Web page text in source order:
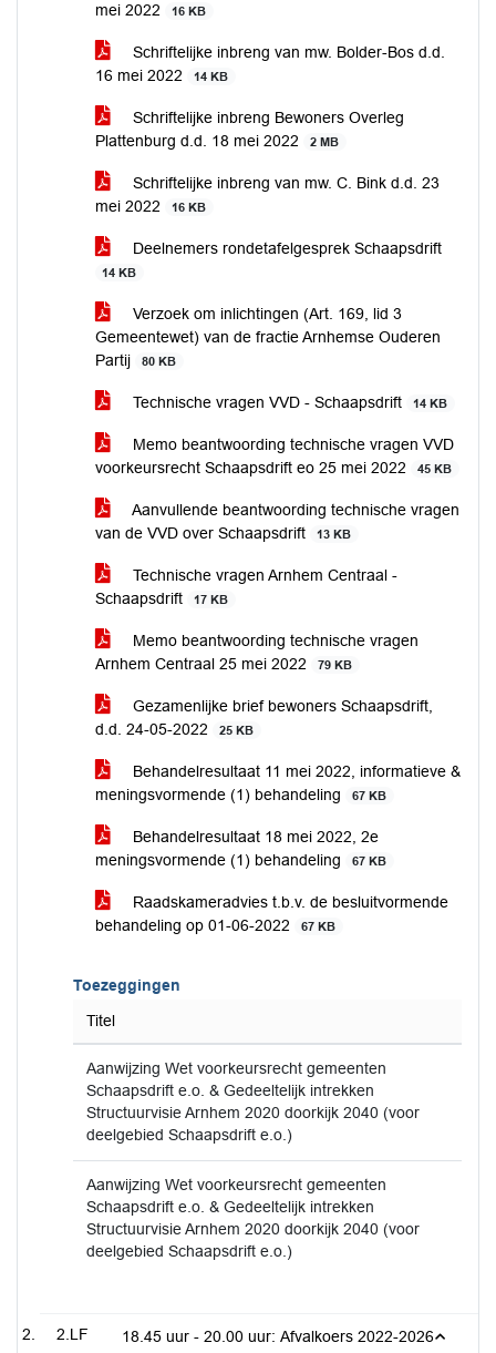
mei 2022
16 KB
Schriftelijke inbreng van mw. Bolder-Bos d.d.
16 mei 2022
14 KB
Schriftelijke inbreng Bewoners Overleg
Plattenburg d.d. 18 mei 2022
2 MB
Schriftelijke inbreng van mw. C. Bink d.d. 23
mei 2022
16 KB
Deelnemers rondetafelgesprek Schaapsdrift
14 KB
Verzoek om inlichtingen (Art. 169, lid 3
Gemeentewet) van de fractie Arnhemse Ouderen
Partij
80 KB
Technische vragen VVD - Schaapsdrift 14 KB
Memo beantwoording technische vragen VVD
voorkeursrecht Schaapsdrift eo 25 mei 2022
45 KB
Aanvullende beantwoording technische vragen
van de VVD over Schaapsdrift
13 KB
Technische vragen Arnhem Centraal -
Schaapsdrift
17 KB
Memo beantwoording technische vragen
Arnhem Centraal 25 mei 2022
79 KB
Gezamenlijke brief bewoners Schaapsdrift,
d.d. 24-05-2022
25 KB
Behandelresultaat 11 mei 2022, informatieve &
meningsvormende (1) behandeling
67 KB
Behandelresultaat 18 mei 2022, 2e
meningsvormende (1) behandeling
67 KB
Raadskameradvies t.b.v. de besluitvormende
behandeling op 01-06-2022
67 KB
Toezeggingen
Titel
Aanwijzing Wet voorkeursrecht gemeenten
Schaapsdrift e.o. & Gedeeltelijk intrekken
Structuurvisie Arnhem 2020 doorkijk 2040 (voor
deelgebied Schaapsdrift e.o.)
Aanwijzing Wet voorkeursrecht gemeenten
Schaapsdrift e.o. & Gedeeltelijk intrekken
Structuurvisie Arnhem 2020 doorkijk 2040 (voor
deelgebied Schaapsdrift e.o.)
2.LF
18.45 uur - 20.00 uur: Afvalkoers 2022-2026